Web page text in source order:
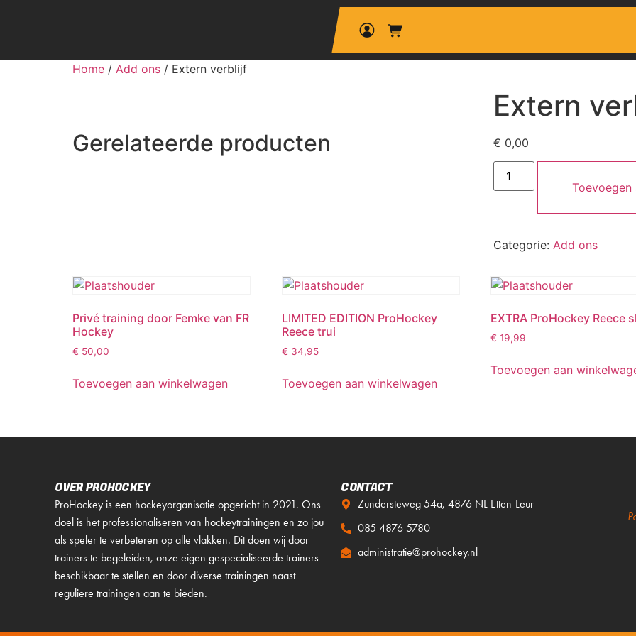
Home / Add ons / Extern verblijf
Extern
€ 0,00
Toevoegen
Categorie: Add ons
Gerelateerde producten
Privé training door Femke van FR
Hockey
€ 50,00
Toevoegen aan winkelwagen
LIMITED EDITION ProHockey
Reece trui
€ 34,95
Toevoegen aan winkelwagen
EXTRA ProHockey Reece
€ 19,99
Toevoegen aan
OVER PROHOCKEY
ProHockey is een hockeyorganisatie opgericht in 2021. Ons
doel is het professionaliseren van hockeytrainingen en zo jou
als speler te verbeteren op alle vlakken. Dit doen wij door
trainers te begeleiden, onze eigen gespecialiseerde trainers
beschikbaar te stellen en door diverse trainingen naast
reguliere trainingen aan te bieden.
CONTACT
Zundersteweg 54a, 4876 NL Etten-Leur
085 4876 5780
administratie@prohockey.nl